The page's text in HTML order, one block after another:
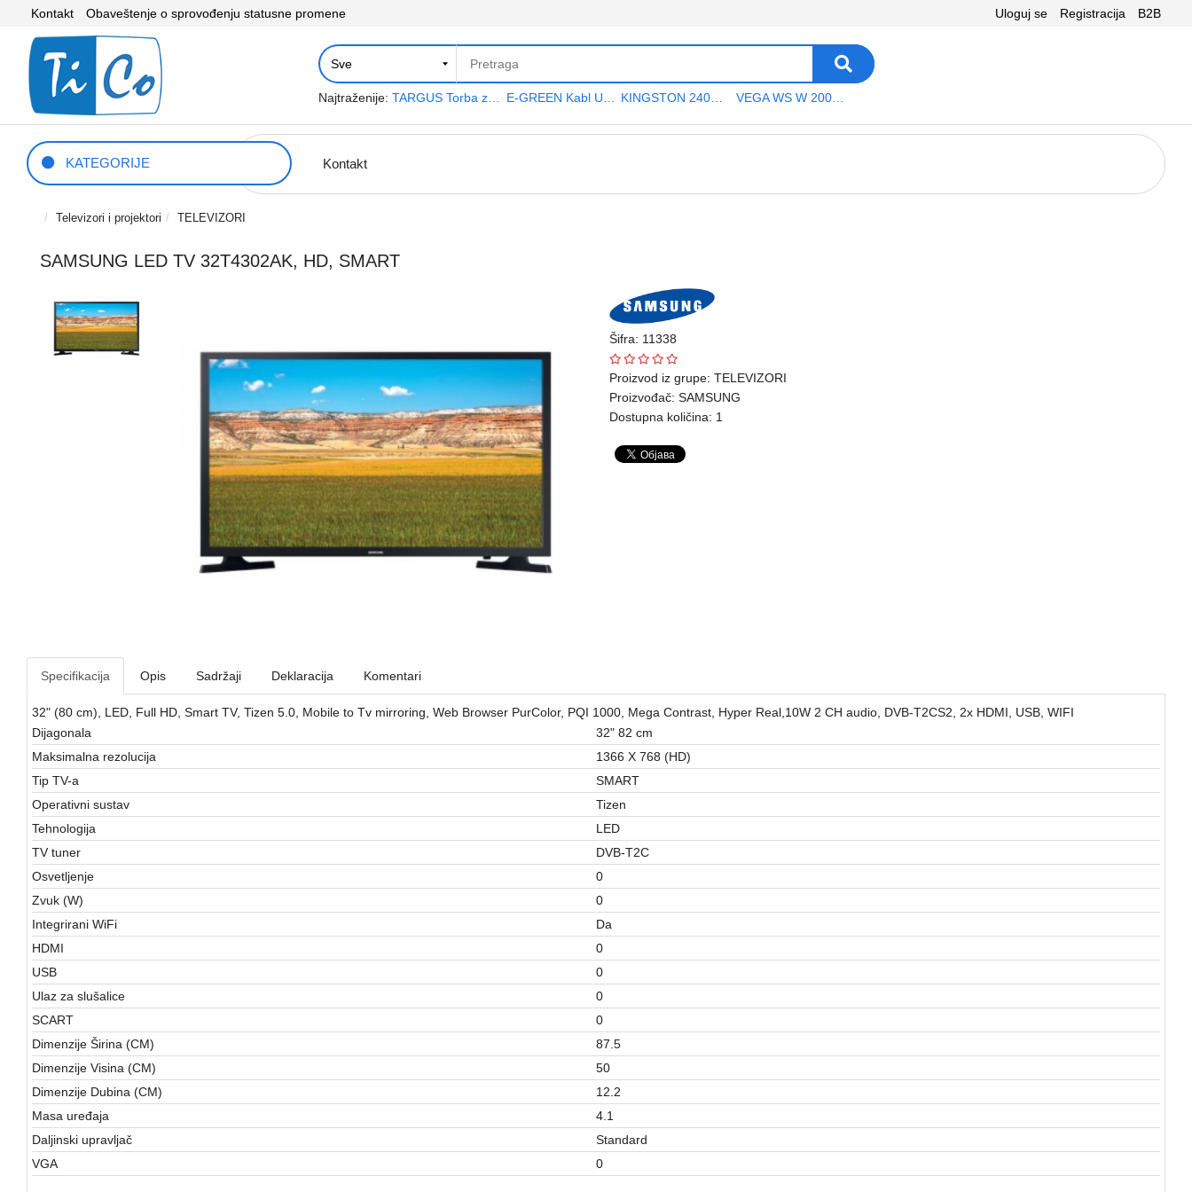
Kontakt Obaveštenje o sprovođenju statusne promene Uloguj se Registracija B2B
Najtraženije: TARGUS Torba za notebook 15.6" TAR300 VEGA WS W 200 platno
KATEGORIJE Kontakt
Televizori i projektori TELEVIZORI
SAMSUNG LED TV 32T4302AK, HD, SMART
Šifra: 11338
Proizvod iz grupe: TELEVIZORI
Proizvođač: SAMSUNG
Dostupna količina: 1
Specifikacija Opis Sadržaji Deklaracija Komentari
32" (80 cm), LED, Full HD, Smart TV, Tizen 5.0, Mobile to Tv mirroring, Web Browser PurColor, PQI 1000, Mega Contrast, Hyper Real,10W 2 CH audio, DVB-T2CS2, 2x HDMI, USB, WIFI
Dijagonala
32" 82 cm
Maksimalna rezolucija
1366 X 768 (HD)
Tip TV-a
SMART
Operativni sustav
Tizen
Tehnologija
LED
TV tuner
DVB-T2C
Osvetljenje
0
Zvuk (W)
0
Integrirani WiFi
Da
HDMI
0
USB
0
Ulaz za slušalice
0
SCART
0
Dimenzije Širina (CM)
87.5
Dimenzije Visina (CM)
50
Dimenzije Dubina (CM)
12.2
Masa uređaja
4.1
Daljinski upravljač
Standard
VGA
0